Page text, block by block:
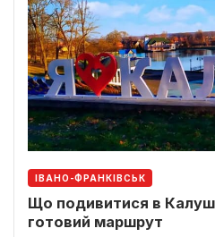
ІВАНО-ФРАНКІВСЬК
Що подивитися в
готовий маршрут